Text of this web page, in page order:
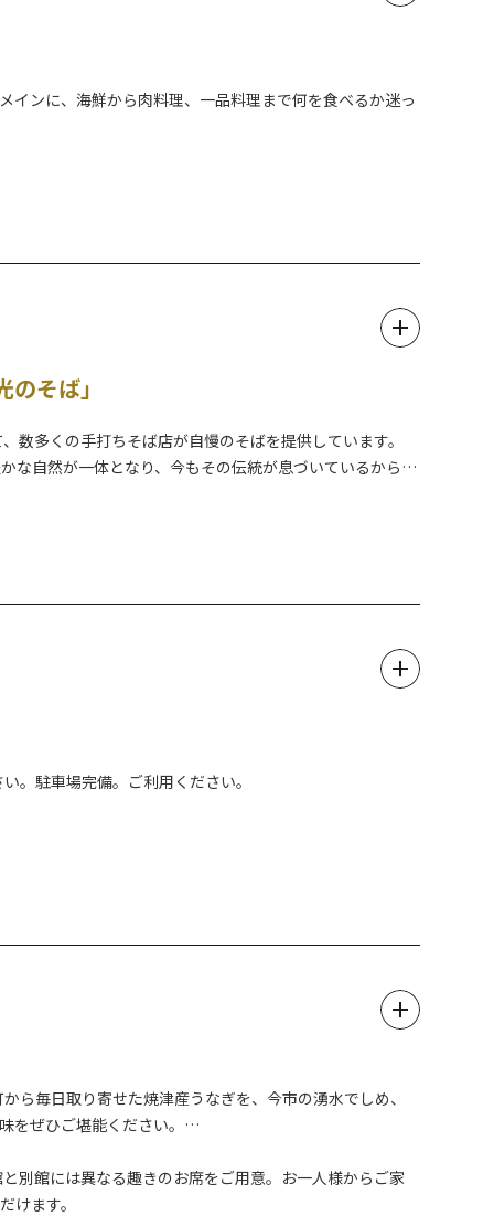
ンに、海鮮から肉料理、一品料理まで何を食べるか迷っ
そば」
数多くの手打ちそば店が自慢のそばを提供しています。
な自然が一体となり、今もその伝統が息づいているからで
。駐車場完備。ご利用ください。
ら毎日取り寄せた焼津産うなぎを、今市の湧水でしめ、
をぜひご堪能ください。
別館には異なる趣きのお席をご用意。お一人様からご家
けます。